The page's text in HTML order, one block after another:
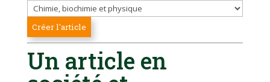
Un article en